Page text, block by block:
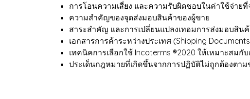
การโอนความเสี่ยง และความรับผิดชอบในค่าใช้จ่าย
ความสำคัญของจุดส่งมอบสินค้าของผู้ขาย
สาระสำคัญ และการเปลี่ยนแปลงเทอมการส่งมอบสิน
เอกสารการค้าระหว่างประเทศ (Shipping
เทคนิคการเลือกใช้ Incoterms ®2020 ให้เหมาะสมกั
ประเด็นกฎหมายที่เกิดขึ้นจากการปฏิบัติไม่ถูกต้องตา